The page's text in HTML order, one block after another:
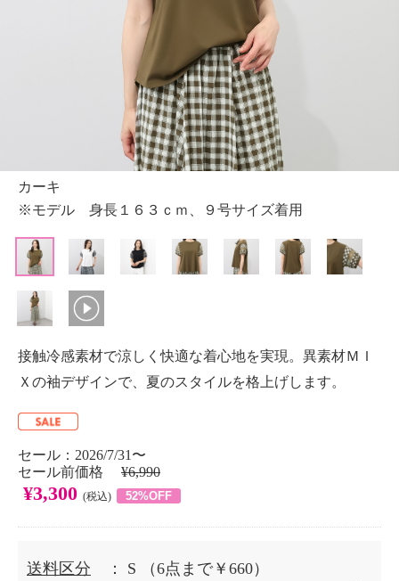
カーキ
※モデル 身長１６３ｃｍ、９号サイズ着用
接触冷感素材で涼しく快適な着心地を実現。異素材ＭＩ
Ｘの袖デザインで、夏のスタイルを格上げします。
セール：2026/7/31〜
セール前価格 ¥6,990
¥3,300 (税込) 52%OFF
送料区分 ： S
（6点まで￥660）